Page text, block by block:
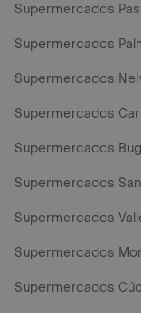
Supermercados
Supermercados
Supermercados
Supermercados
Supermercados
Supermercados
Supermercados
Supermercados
Supermercados